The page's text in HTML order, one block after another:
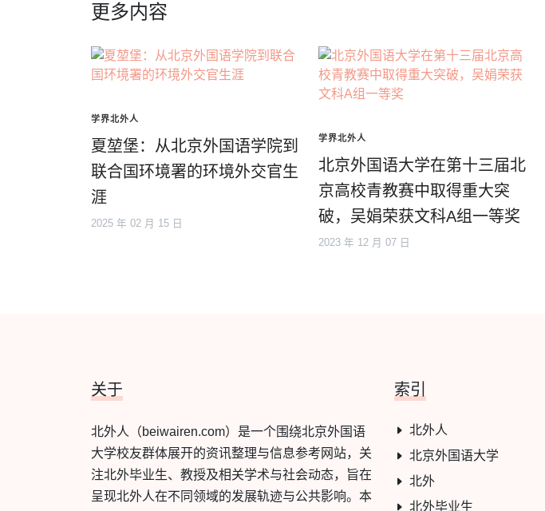
更多内容
学界北外人
夏堃堡：从北京外国语学院到
联合国环境署的环境外交官生
涯
2025 年 02 月 15 日
学界北外人
北京外国语大学在第十三届北
京高校青教赛中取得重大突
破，吴娟荣获文科A组一等奖
2023 年 12 月 07 日
关于
北外人（beiwairen.com）是一个围绕北京外国语
大学校友群体展开的资讯整理与信息参考网站，关
注北外毕业生、教授及相关学术与社会动态，旨在
呈现北外人在不同领域的发展轨迹与公共影响。本
索引
北外人
北京外国语大学
北外
北外毕业生